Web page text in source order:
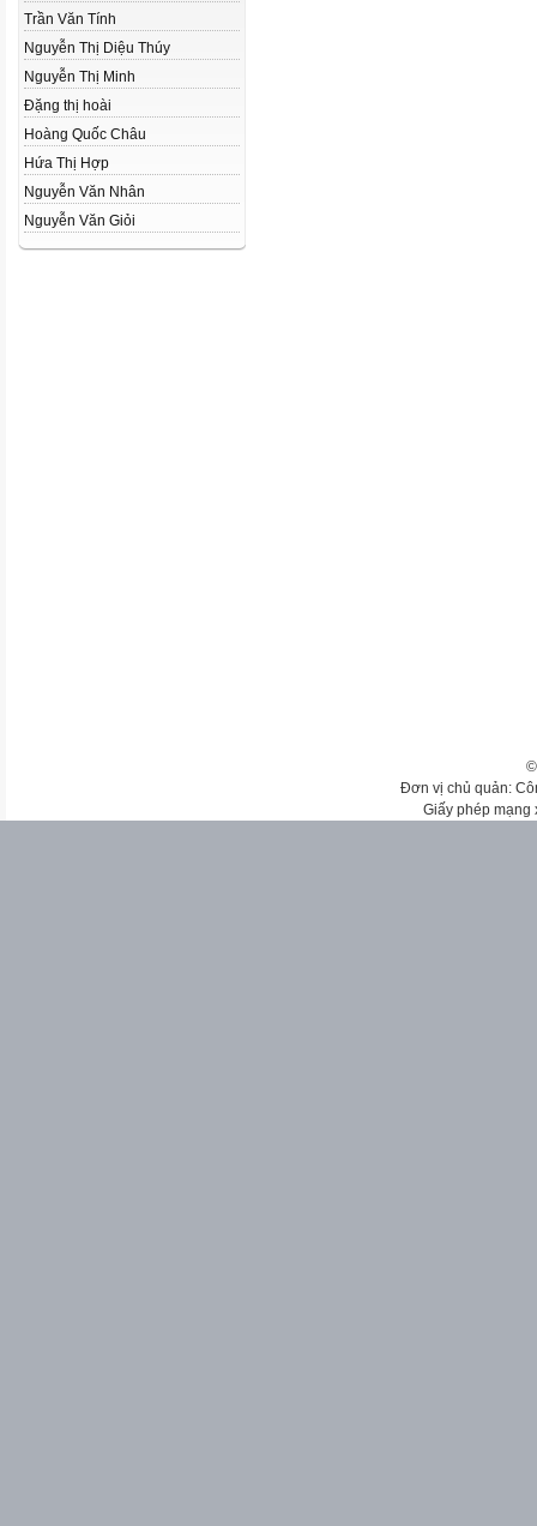
Trần Văn Tính
Nguyễn Thị Diệu Thúy
Nguyễn Thị Minh
Đặng thị hoài
Hoàng Quốc Châu
Hứa Thị Hợp
Nguyễn Văn Nhân
Nguyễn Văn Giỏi
Đơn vị chủ quản:
Giấy phép mạng